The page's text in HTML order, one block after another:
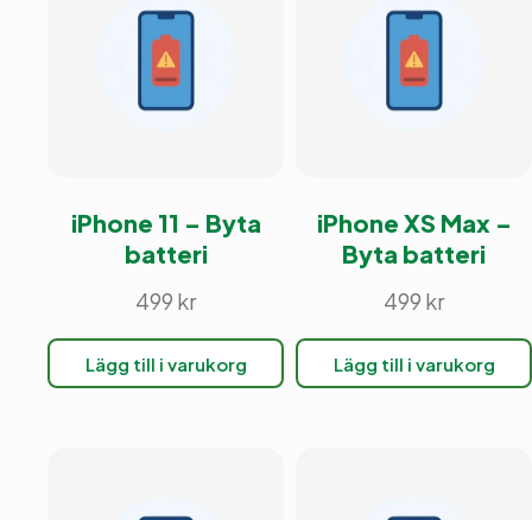
iPhone 11 – Byta
batteri
499 kr
Lägg till i varukorg
iPhone XS Max –
Byta batteri
499 kr
Lägg till i varukorg